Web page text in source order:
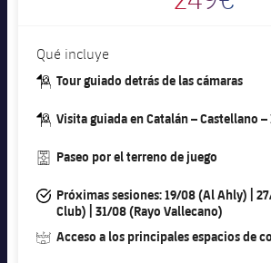
Qué incluye
#guide-dark
Tour guiado detrás de las cámaras
#guide-dark
Visita guiada en Catalán – Castellano
#pitch
Paseo por el terreno de juego
#tick
Próximas sesiones: 19/08 (Al Ahly) |
Club) | 31/08 (Rayo Vallecano)
#stadium
Acceso a los principales espacios de